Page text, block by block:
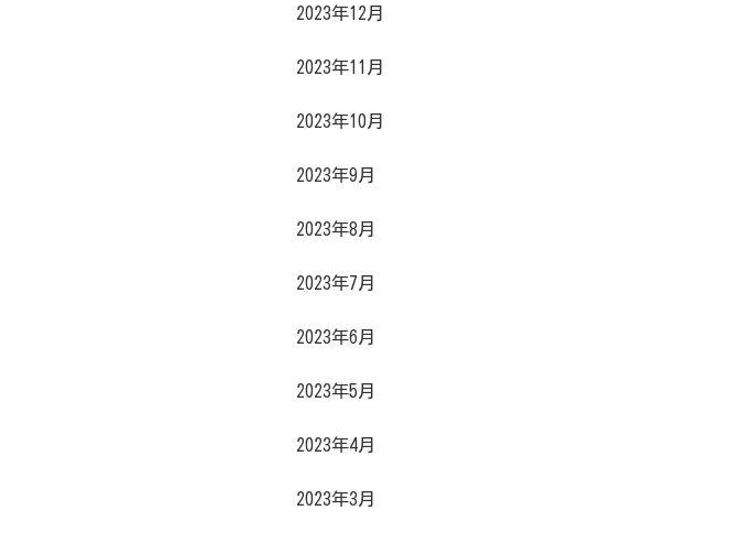
2023年12月
2023年11月
2023年10月
2023年9月
2023年8月
2023年7月
2023年6月
2023年5月
2023年4月
2023年3月